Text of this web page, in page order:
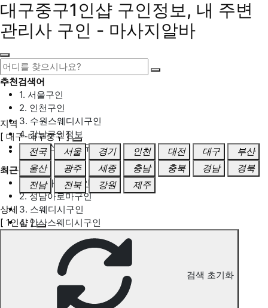
대구중구1인샵 구인정보, 내 주변
관리사 구인 - 마사지알바
추천검색어
1. 서울구인
2. 인천구인
3. 수원스웨디시구인
4. 강남구인정보
5. 동탄스웨디시구인
최근검색어
1. 일산마사지구인
2. 성남아로마구인
3. 스웨디시구인
4. 안산스웨디시구인
대구중구 1인샵 구인정보
지역
[ 대구-대구중구 ]
전국
서울 경기 인천 대전 대구
부산
울산
광주 세종 충남 충북 경남
경북
전남
전북 강원 제주
상세
[ 1인샵 ]
검색 초기화